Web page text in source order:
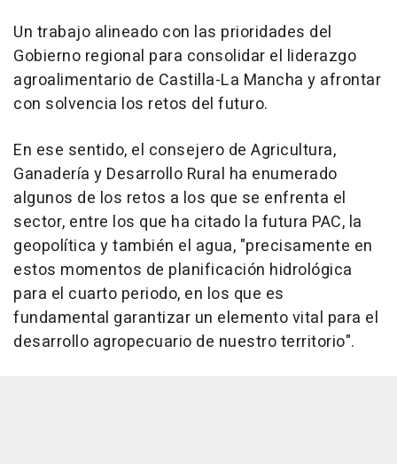
Un trabajo alineado con las prioridades del
Gobierno regional para consolidar el liderazgo
agroalimentario de Castilla-La Mancha y afrontar
con solvencia los retos del futuro.
En ese sentido, el consejero de Agricultura,
Ganadería y Desarrollo Rural ha enumerado
algunos de los retos a los que se enfrenta el
sector, entre los que ha citado la futura PAC, la
geopolítica y también el agua, "precisamente en
estos momentos de planificación hidrológica
para el cuarto periodo, en los que es
fundamental garantizar un elemento vital para el
desarrollo agropecuario de nuestro territorio".